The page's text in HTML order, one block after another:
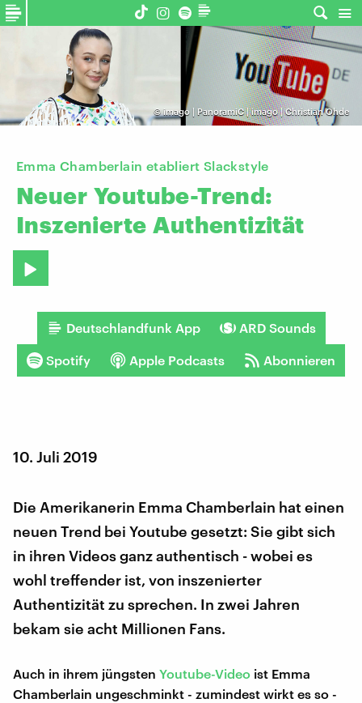
©imago | PanoramiC | imago | Christian Ohde
Emma Chamberlain etabliert Slackstyle
Neuer Youtube-Trend:
Inszenierte Authentizität
Deutschlandfunk App ARD Sounds
Spotify Apple Podcasts Abonnieren
10. Juli 2019
Die Amerikanerin Emma Chamberlain hat einen
neuen Trend bei Youtube gesetzt: Sie gibt sich
in ihren Videos ganz authentisch - wobei es
wohl treffender ist, von inszenierter
Authentizität zu sprechen. In zwei Jahren
bekam sie acht Millionen Fans.
Auch in ihrem jüngsten Youtube-Video ist Emma
Chamberlain ungeschminkt - zumindest wirkt es so -